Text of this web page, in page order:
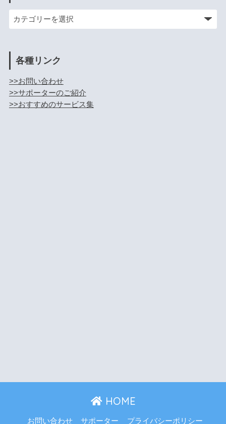
各種リンク
>>お問い合わせ
>>サポーターのご紹介
>>おすすめのサービス集
HOME
お問い合わせ サポーター プライバシーポリシー